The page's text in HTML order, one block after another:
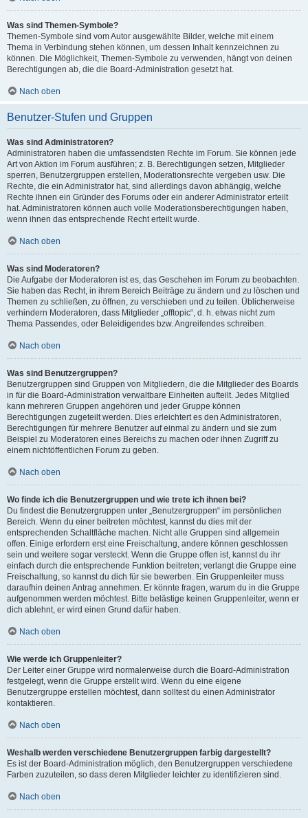
Was sind Themen-Symbole?
Themen-Symbole sind vom Autor ausgewählte Bilder, welche mit einem
Thema in Verbindung stehen können, um dessen Inhalt kennzeichnen zu
können. Die Möglichkeit, Themen-Symbole zu verwenden, hängt von deinen
Berechtigungen ab, die die Board-Administration gesetzt hat.
Nach oben
Benutzer-Stufen und Gruppen
Was sind Administratoren?
Administratoren haben die umfassendsten Rechte im Forum. Sie können jede
Art von Aktion im Forum ausführen; z. B. Berechtigungen setzen, Mitglieder
sperren, Benutzergruppen erstellen, Moderationsrechte vergeben usw. Die
Rechte, die ein Administrator hat, sind allerdings davon abhängig, welche
Rechte ihnen ein Gründer des Forums oder ein anderer Administrator erteilt
hat. Administratoren können auch volle Moderationsberechtigungen haben,
wenn ihnen das entsprechende Recht erteilt wurde.
Nach oben
Was sind Moderatoren?
Die Aufgabe der Moderatoren ist es, das Geschehen im Forum zu beobachten.
Sie haben das Recht, in ihrem Bereich Beiträge zu ändern und zu löschen und
Themen zu schließen, zu öffnen, zu verschieben und zu teilen. Üblicherweise
verhindern Moderatoren, dass Mitglieder „offtopic“, d. h. etwas nicht zum
Thema Passendes, oder Beleidigendes bzw. Angreifendes schreiben.
Nach oben
Was sind Benutzergruppen?
Benutzergruppen sind Gruppen von Mitgliedern, die die Mitglieder des Boards
in für die Board-Administration verwaltbare Einheiten aufteilt. Jedes Mitglied
kann mehreren Gruppen angehören und jeder Gruppe können
Berechtigungen zugeteilt werden. Dies erleichtert es den Administratoren,
Berechtigungen für mehrere Benutzer auf einmal zu ändern und sie zum
Beispiel zu Moderatoren eines Bereichs zu machen oder ihnen Zugriff zu
einem nichtöffentlichen Forum zu geben.
Nach oben
Wo finde ich die Benutzergruppen und wie trete ich ihnen bei?
Du findest die Benutzergruppen unter „Benutzergruppen“ im persönlichen
Bereich. Wenn du einer beitreten möchtest, kannst du dies mit der
entsprechenden Schaltfläche machen. Nicht alle Gruppen sind allgemein
offen. Einige erfordern erst eine Freischaltung, andere können geschlossen
sein und weitere sogar versteckt. Wenn die Gruppe offen ist, kannst du ihr
einfach durch die entsprechende Funktion beitreten; verlangt die Gruppe eine
Freischaltung, so kannst du dich für sie bewerben. Ein Gruppenleiter muss
daraufhin deinen Antrag annehmen. Er könnte fragen, warum du in die Gruppe
aufgenommen werden möchtest. Bitte belästige keinen Gruppenleiter, wenn er
dich ablehnt, er wird einen Grund dafür haben.
Nach oben
Wie werde ich Gruppenleiter?
Der Leiter einer Gruppe wird normalerweise durch die Board-Administration
festgelegt, wenn die Gruppe erstellt wird. Wenn du eine eigene
Benutzergruppe erstellen möchtest, dann solltest du einen Administrator
kontaktieren.
Nach oben
Weshalb werden verschiedene Benutzergruppen farbig dargestellt?
Es ist der Board-Administration möglich, den Benutzergruppen verschiedene
Farben zuzuteilen, so dass deren Mitglieder leichter zu identifizieren sind.
Nach oben